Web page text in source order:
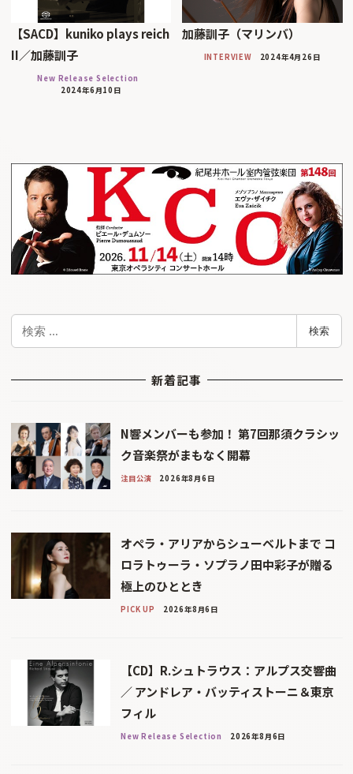
【SACD】kuniko plays reich
II／加藤訓子
New Release Selection
2024年6月10日
加藤訓子（マリンバ）
INTERVIEW 2024年4月26日
検
検索
新着記事
N響メンバーも参加！ 第7回那須クラシッ
ク音楽祭がまもなく開幕
注目公演 2026年8月6日
オペラ・アリアからシューベルトまで コ
ロラトゥーラ・ソプラノ田中彩子が贈る
極上のひととき
PICK UP 2026年8月6日
【CD】R.シュトラウス：アルプス交響曲
／ アンドレア・バッティストーニ＆東京
フィル
New Release Selection 2026年8月6日